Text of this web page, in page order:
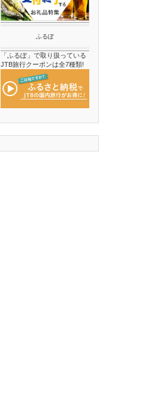
ふるぽ
「ふるぽ」で取り扱っている
JTB旅行クーポンは全7種類!